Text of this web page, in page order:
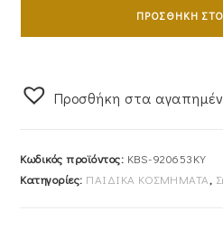
Παιδικά
920653KY
ΠΡΟΣΘΉΚΗ
Προσθήκη στα
Κωδικός προϊόντος: KBS-920653KY
Κατηγορίες: ΠΑΙΔΙΚΑ ΚΟΣΜΗΜΑΤΑ,